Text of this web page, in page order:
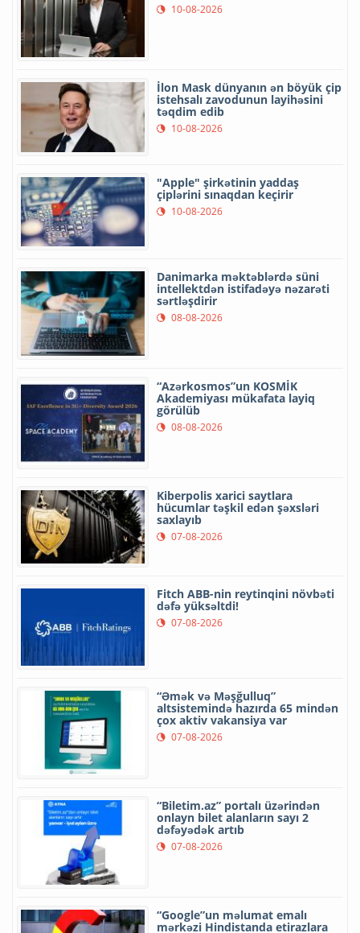
10-08-2026
İlon Mask dünyanın ən böyük çip
istehsalı zavodunun layihəsini
təqdim edib
10-08-2026
"Apple" şirkətinin yaddaş
çiplərini sınaqdan keçirir
10-08-2026
Danimarka məktəblərdə süni
intellektdən istifadəyə nəzarəti
sərtləşdirir
08-08-2026
“Azərkosmos”un KOSMİK
Akademiyası mükafata layiq
görülüb
08-08-2026
Kiberpolis xarici saytlara
hücumlar təşkil edən şəxsləri
saxlayıb
07-08-2026
Fitch ABB-nin reytinqini növbəti
dəfə yüksəltdi!
07-08-2026
“Əmək və Məşğulluq”
altsistemində hazırda 65 mindən
çox aktiv vakansiya var
07-08-2026
“Biletim.az” portalı üzərindən
onlayn bilet alanların sayı 2
dəfəyədək artıb
07-08-2026
“Google”un məlumat emalı
mərkəzi Hindistanda etirazlara